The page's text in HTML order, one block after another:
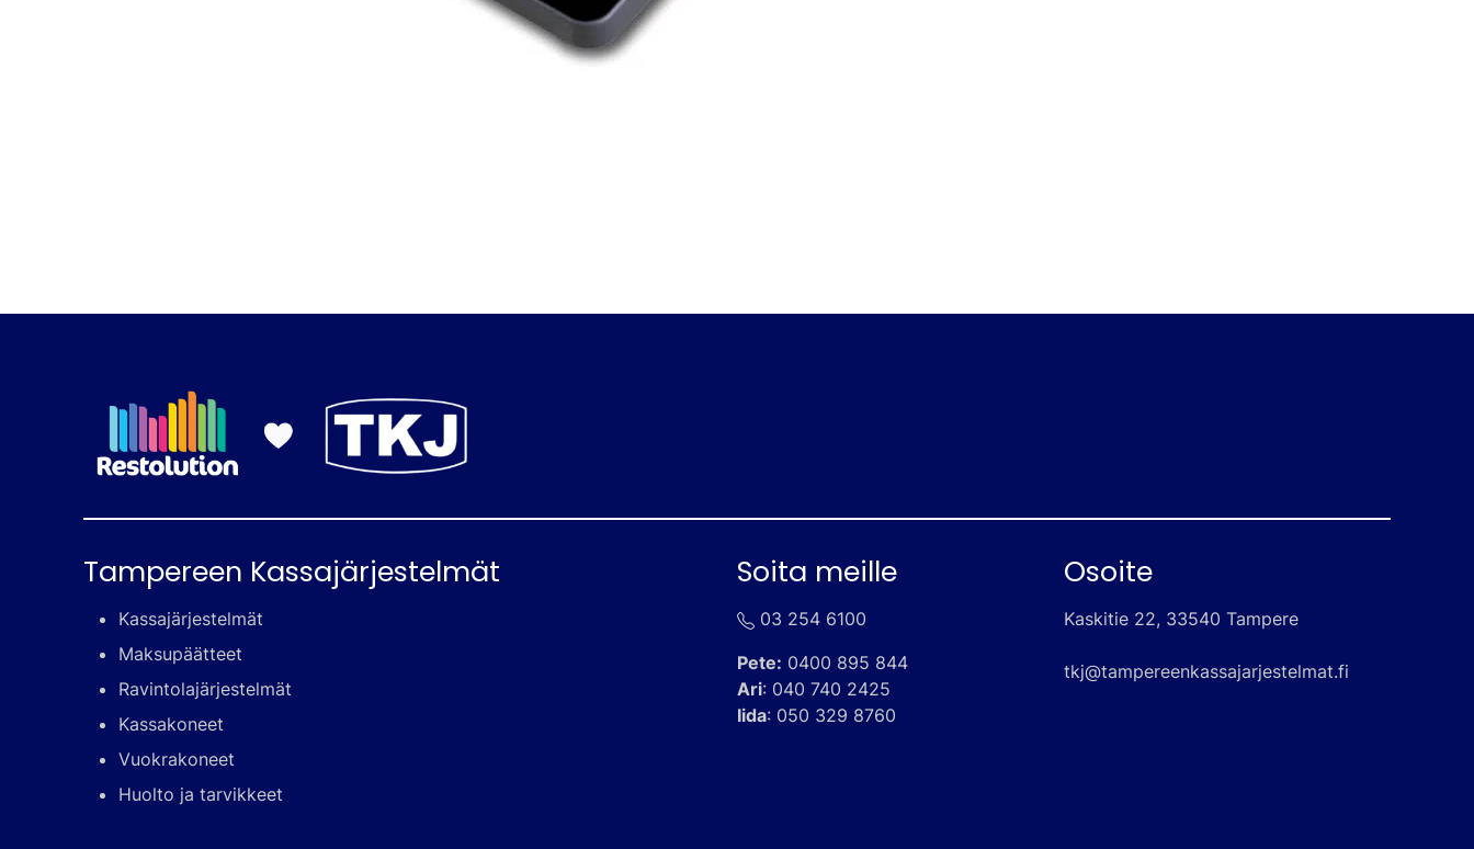
Tampereen Kassajärjestelmät
Kassajärjestelmät
Maksupäätteet
Ravintolajärjestelmät
Kassakoneet
Vuokrakoneet
Huolto ja tarvikkeet
Soita meille
03 254 6100
Pete: 0400 895 844
Ari: 040 740 2425
Iida: 050 329 8760
Osoite
Kaskitie 22, 33540 Tampere
tkj@tampereenkassajarjestelmat.fi